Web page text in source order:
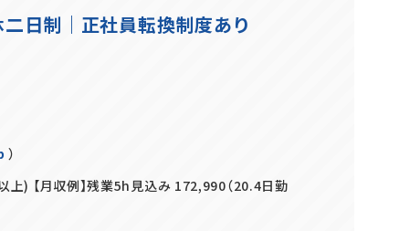
日制｜正社員転換制度あり
）
) 【月収例】残業5h見込み 172,990（20.4日勤